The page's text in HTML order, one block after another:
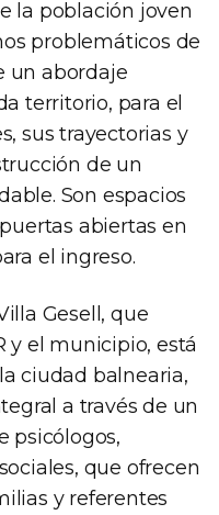
la población joven
problemáticos de
un abordaje
territorio, para el
sus trayectorias y
de un
Son espacios
abiertas en
el ingreso.
Gesell, que
y el municipio, está
ciudad balnearia,
a través de un
psicólogos,
que ofrecen
y referentes